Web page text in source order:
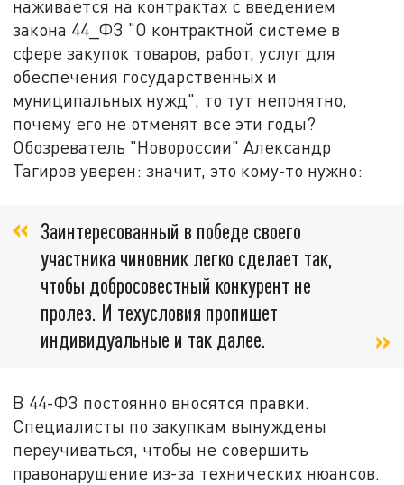
наживается на контрактах с введением
закона 44_ФЗ "О контрактной системе в
сфере закупок товаров, работ, услуг для
обеспечения государственных и
муниципальных нужд", то тут непонятно,
почему его не отменят все эти годы?
Обозреватель "Новороссии" Александр
Тагиров уверен: значит, это кому-то нужно:
Заинтересованный в победе своего
участника чиновник легко сделает так,
чтобы добросовестный конкурент не
пролез. И техусловия пропишет
индивидуальные и так далее.
В 44-ФЗ постоянно вносятся правки.
Специалисты по закупкам вынуждены
переучиваться, чтобы не совершить
правонарушение из-за технических нюансов.